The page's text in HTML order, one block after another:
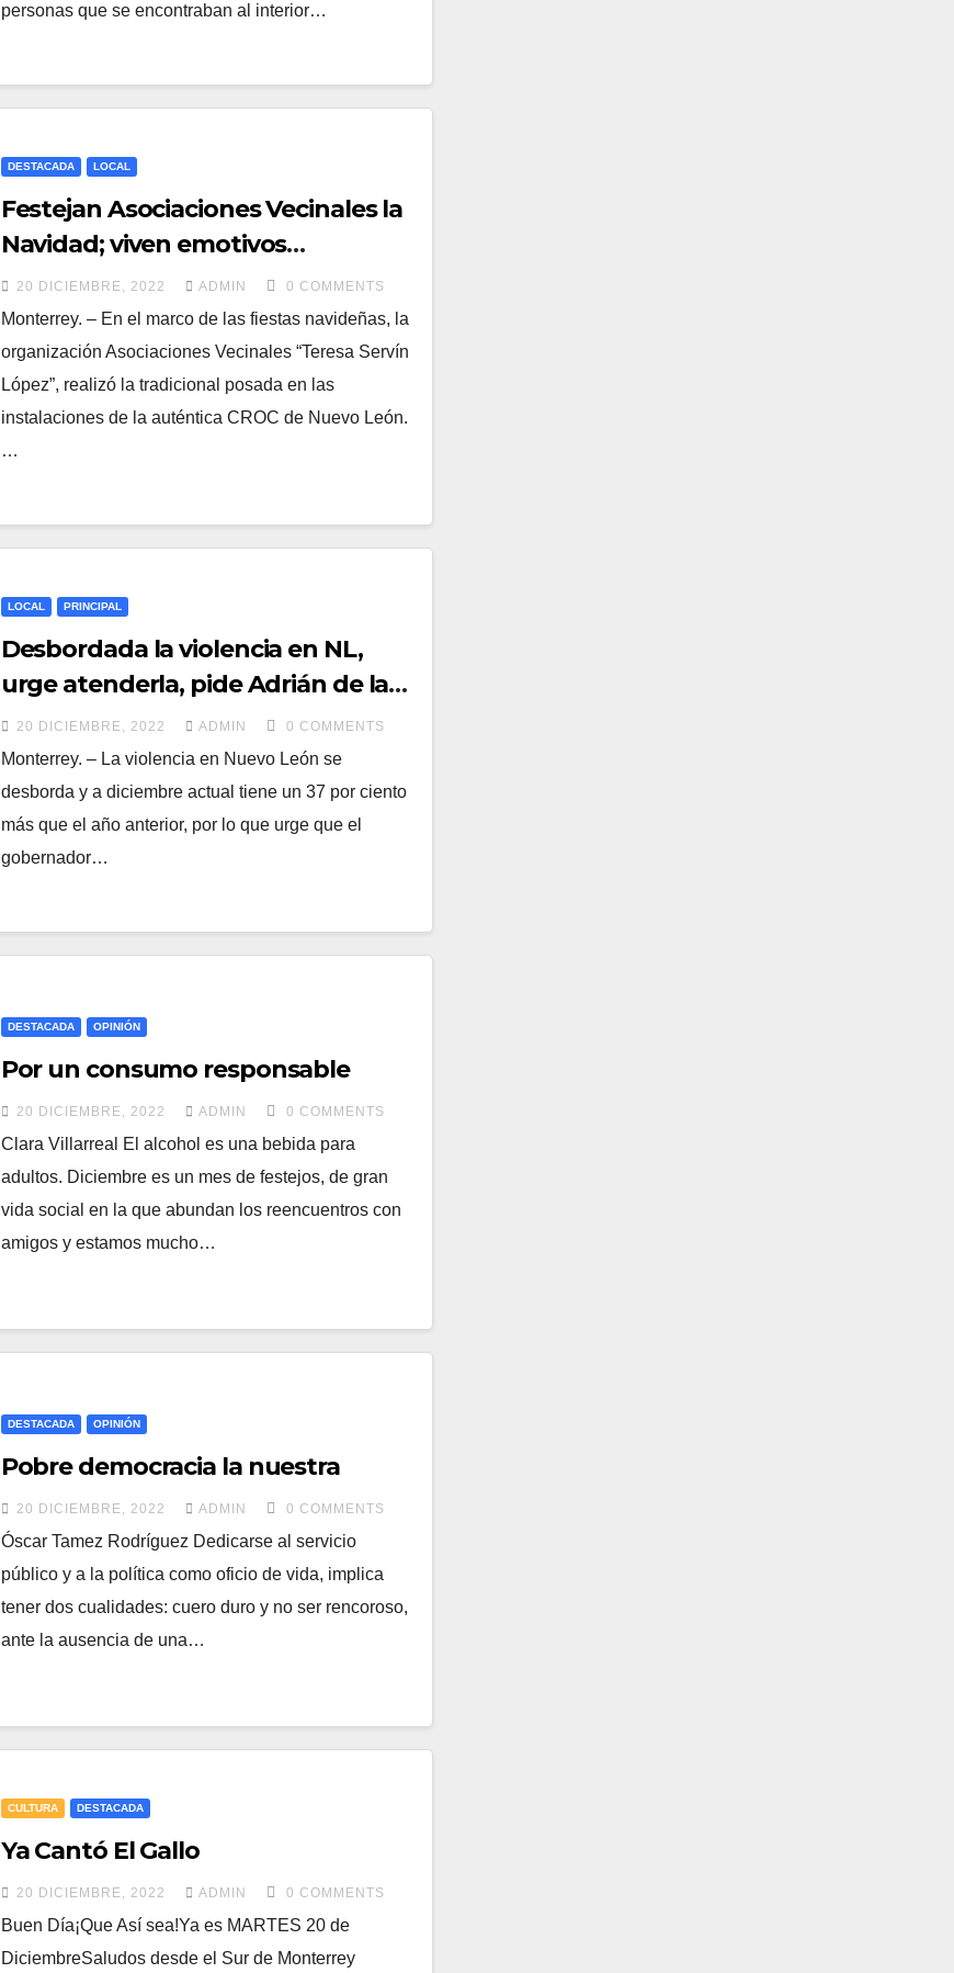
personas que se encontraban al interior…
DESTACADA LOCAL
Festejan Asociaciones Vecinales la
Navidad; viven emotivos
momentos de reflexión y
esparcimiento
20 DICIEMBRE, 2022 ADMIN 0 COMMENTS
Monterrey. – En el marco de las fiestas navideñas, la
organización Asociaciones Vecinales “Teresa Servín
López”, realizó la tradicional posada en las
instalaciones de la auténtica CROC de Nuevo León.
…
LOCAL PRINCIPAL
Desbordada la violencia en NL,
urge atenderla, pide Adrián de la
Garza
20 DICIEMBRE, 2022 ADMIN 0 COMMENTS
Monterrey. – La violencia en Nuevo León se
desborda y a diciembre actual tiene un 37 por ciento
más que el año anterior, por lo que urge que el
gobernador…
DESTACADA OPINIÓN
Por un consumo responsable
20 DICIEMBRE, 2022 ADMIN 0 COMMENTS
Clara Villarreal El alcohol es una bebida para
adultos. Diciembre es un mes de festejos, de gran
vida social en la que abundan los reencuentros con
amigos y estamos mucho…
DESTACADA OPINIÓN
Pobre democracia la nuestra
20 DICIEMBRE, 2022 ADMIN 0 COMMENTS
Óscar Tamez Rodríguez Dedicarse al servicio
público y a la política como oficio de vida, implica
tener dos cualidades: cuero duro y no ser rencoroso,
ante la ausencia de una…
CULTURA DESTACADA
Ya Cantó El Gallo
20 DICIEMBRE, 2022 ADMIN 0 COMMENTS
Buen Día¡Que Así sea!Ya es MARTES 20 de
DiciembreSaludos desde el Sur de Monterrey